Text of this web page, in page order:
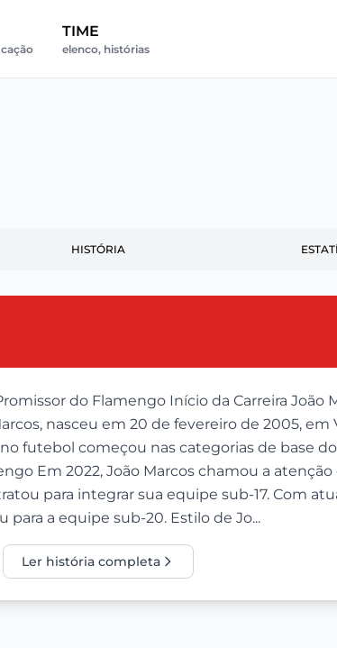
TIME
elenco, histórias
HISTÓRIA
do Flamengo Início da Carreira João
nasceu em 20 de fevereiro de 2005, em
futebol começou nas categorias de base
Em 2022, João Marcos chamou a
para integrar sua equipe sub-17. Com
a equipe sub-20. Estilo de Jo...
Ler história completa